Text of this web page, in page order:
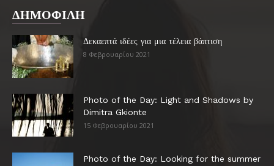
ΔΗΜΟΦΙΛΗ
Δεκαεπτά ιδέες για μια τέλεια βάπτιση
8 Φεβρουαρίου 2021
Photo of the Day: Light and Shadows by
Dimitra Gkionte
15 Φεβρουαρίου 2021
Photo of the Day: Looking for the summer